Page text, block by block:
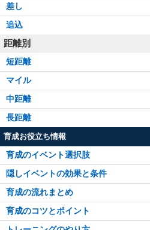
差し
追込
距離別
短距離
マイル
中距離
長距離
育成お役立ち情報
育成のイベント選択肢
隠しイベントの効果と条件
育成の流れまとめ
育成のコツとポイント